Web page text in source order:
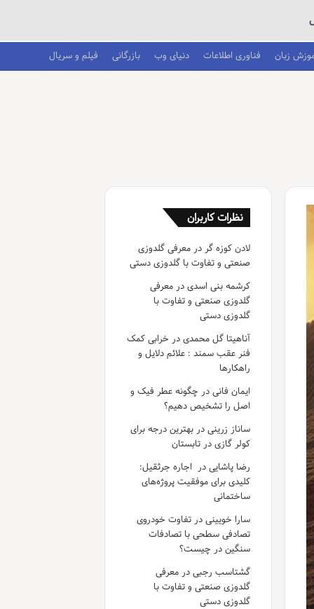
زبان فناوری اطلاعات دنیای وب بازرگانی فیلم و سریال
نظرات کاربران
لادن کوزه گر در معرفی گلدوزی
صنعتی و تفاوت با گلدوزی دستی
کرشمه بنی اسدیدر معرفی
گلدوزی صنعتی و تفاوت با
گلدوزی دستی
آناهیتا گل محمدیدر خرابی کمک
فنر عقب سمند : علائم دلایل و
راهکارها
ایمان فانیدر چگونه عطر فیک و
اصل را تشخیص دهیم؟
ساناز زرینیدر بهترین درجه برای
کولر گازی در تابستان
رضا پاشاییدر اجاره جرثقیل:
کلیدی برای موفقیت پروژه‌های
ساختمانی
سارا خویینیدر تفاوت خودروی
تصادفی سطحی با تصادفات
سنگین در چیست؟
گشتاسب رجبیدر معرفی
گلدوزی صنعتی و تفاوت با
گلدوزی دستی